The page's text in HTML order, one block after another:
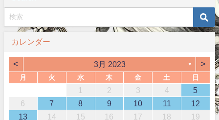
カレンダー
< 3月 2023 ▼ >
月 火 水 木 金 土 日
1 2 3 4
5
6
7 8 9 10 11
12
13
14 15 16 17 18
19